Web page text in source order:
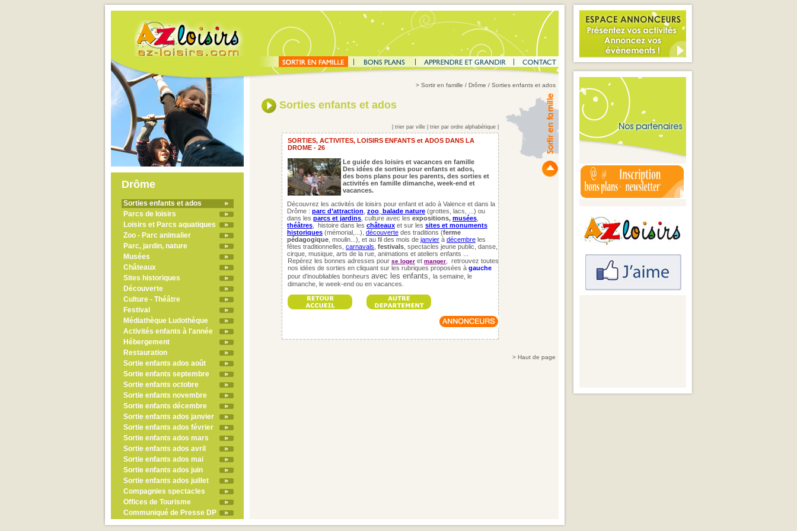
Drôme
Sorties enfants et ados
Parcs de loisirs
Loisirs et Parcs aquatiques
Zoo - Parc animalier
Parc, jardin, nature
Musées
Châteaux
Sites historiques
Découverte
Culture - Théâtre
Festival
Médiathèque Ludothèque
Activités enfants à l'année
Hébergement
Restauration
Sortie enfants ados août
Sortie enfants septembre
Sortie enfants octobre
Sortie enfants novembre
Sortie enfants décembre
Sortie enfants ados janvier
Sortie enfants ados février
Sortie enfants ados mars
Sortie enfants ados avril
Sortie enfants ados mai
Sortie enfants ados juin
Sortie enfants ados juillet
Compagnies spectacles
Offices de Tourisme
Communiqué de Presse DP
> Sortir en famille / Drôme / Sorties enfants et ados
Sorties enfants et ados
trier par ville trier par ordre alphabétique
SORTIES, ACTIVITES, LOISIRS ENFANTS et ADOS DANS LA
DROME - 26
Le guide des loisirs et vacances en famille
Des idées de sorties pour enfants et ados,
des bons plans pour les parents, des sorties et
activités en famille dimanche, week-end et
vacances.
Découvrez les activités de loisirs pour enfant et ado à Valence et dans la
Drôme : parc d’attraction zoo balade nature (grottes, lacs, ...) ou
dans les parcs et jardins , culture avec les expositions, musées
théâtres
histoire dans les châteaux et sur les sites et monuments
historiques (mémorial,...), découverte des traditions (ferme
pédagogique , moulin...), et au fil des mois de janvier à décembre les
fêtes traditionnelles, carnavals festivals , spectacles jeune public, danse,
cirque, musique, arts de la rue, animations et ateliers enfants ...
Repérez les bonnes adresses pour se loger et manger , retrouvez toutes
nos idées de sorties en cliquant sur les rubriques proposées à gauche
pour d’inoubliables bonheurs avec les enfants, la semaine, le
dimanche, le week-end ou en vacances.
> Haut de page